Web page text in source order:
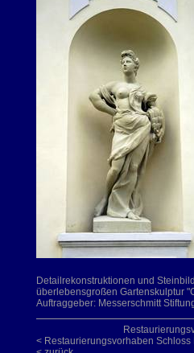
Detailrekonstruktionen und
überlebensgroßen Gartenskulptur
Auftraggeber: Messerschmitt
< Restaurierungsvorhaben Schloss